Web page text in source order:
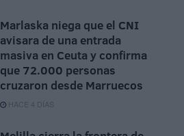
Marlaska niega que el CNI
avisara de una entrada
masiva en Ceuta y confirma
que 72.000 personas
cruzaron desde Marruecos
HACE 4 DÍAS